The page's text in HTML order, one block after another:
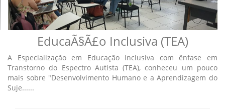
EducaÃ§Ã£o Inclusiva (TEA)
A Especialização em Educação Inclusiva com ênfase em
Transtorno do Espectro Autista (TEA), conheceu um pouco
mais sobre "Desenvolvimento Humano e a Aprendizagem do
Suje......